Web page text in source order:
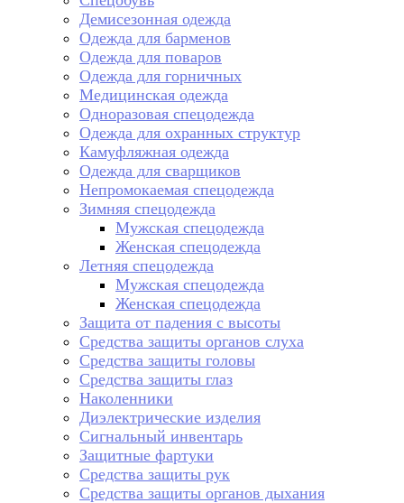
Демисезонная одежда
Одежда для барменов
Одежда для поваров
Одежда для горничных
Медицинская одежда
Одноразовая спецодежда
Одежда для охранных структур
Камуфляжная одежда
Одежда для сварщиков
Непромокаемая спецодежда
Зимняя спецодежда
Мужская спецодежда
Женская спецодежда
Летняя спецодежда
Мужская спецодежда
Женская спецодежда
Защита от падения с высоты
Средства защиты органов слуха
Средства защиты головы
Средства защиты глаз
Наколенники
Диэлектрические изделия
Сигнальный инвентарь
Защитные фартуки
Средства защиты рук
Средства защиты органов дыхания